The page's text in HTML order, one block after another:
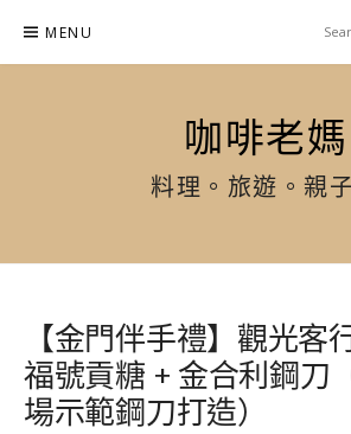
content
MENU
咖啡老媽
料理。旅遊。親
【金門伴手禮】觀光客
福號貢糖 + 金合利鋼刀
場示範鋼刀打造）